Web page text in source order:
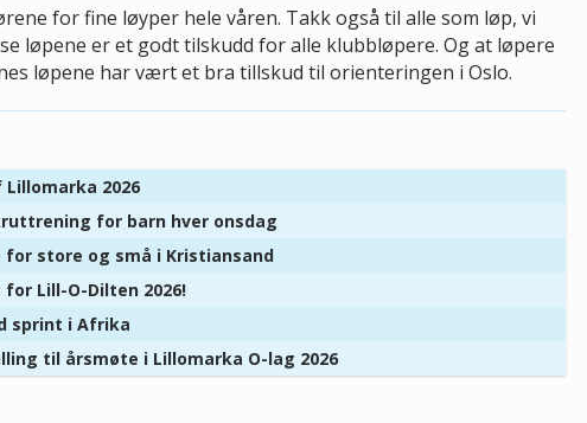
for fine løyper hele våren. Takk også til alle som løp, vi
løpene er et godt tilskudd for alle klubbløpere. Og at løpere
løpene har vært et bra tillskud til orienteringen i Oslo.
2026
for barn hver onsdag
store og små i Kristiansand
Lill-O-Dilten 2026!
sprint i Afrika
til årsmøte i Lillomarka O-lag 2026